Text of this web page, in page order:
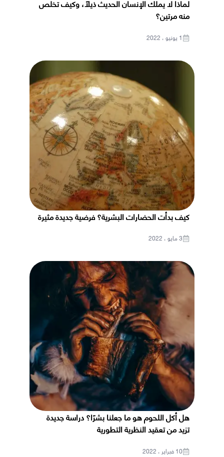
لماذا لا يملك الإنسان الحديث ذيلًا، وكيف تخلص
منه مرتين؟
1 يونيو ، 2022
كيف بدأت الحضارات البشرية؟ فرضية جديدة مثيرة
3 مايو ، 2022
هل أكل اللحوم هو ما جعلنا بشرًا؟ دراسة جديدة
تزيد من تعقيد النظرية التطورية
10 فبراير ، 2022